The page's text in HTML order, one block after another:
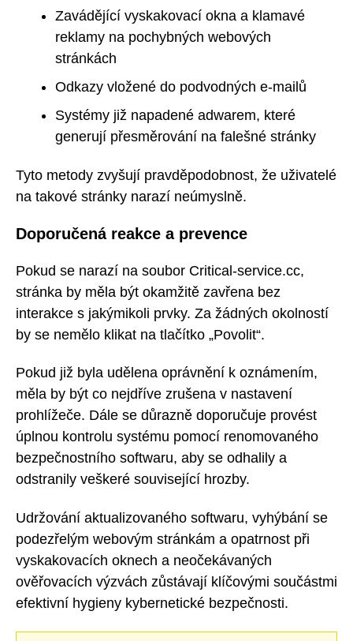
Zavádějící vyskakovací okna a klamavé
reklamy na pochybných webových
stránkách
Odkazy vložené do podvodných e-mailů
Systémy již napadené adwarem, které
generují přesměrování na falešné stránky
Tyto metody zvyšují pravděpodobnost, že uživatelé
na takové stránky narazí neúmyslně.
Doporučená reakce a prevence
Pokud se narazí na soubor Critical-service.cc,
stránka by měla být okamžitě zavřena bez
interakce s jakýmikoli prvky. Za žádných okolností
by se nemělo klikat na tlačítko „Povolit“.
Pokud již byla udělena oprávnění k oznámením,
měla by být co nejdříve zrušena v nastavení
prohlížeče. Dále se důrazně doporučuje provést
úplnou kontrolu systému pomocí renomovaného
bezpečnostního softwaru, aby se odhalily a
odstranily veškeré související hrozby.
Udržování aktualizovaného softwaru, vyhýbání se
podezřelým webovým stránkám a opatrnost při
vyskakovacích oknech a neočekávaných
ověřovacích výzvách zůstávají klíčovými součástmi
efektivní hygieny kybernetické bezpečnosti.